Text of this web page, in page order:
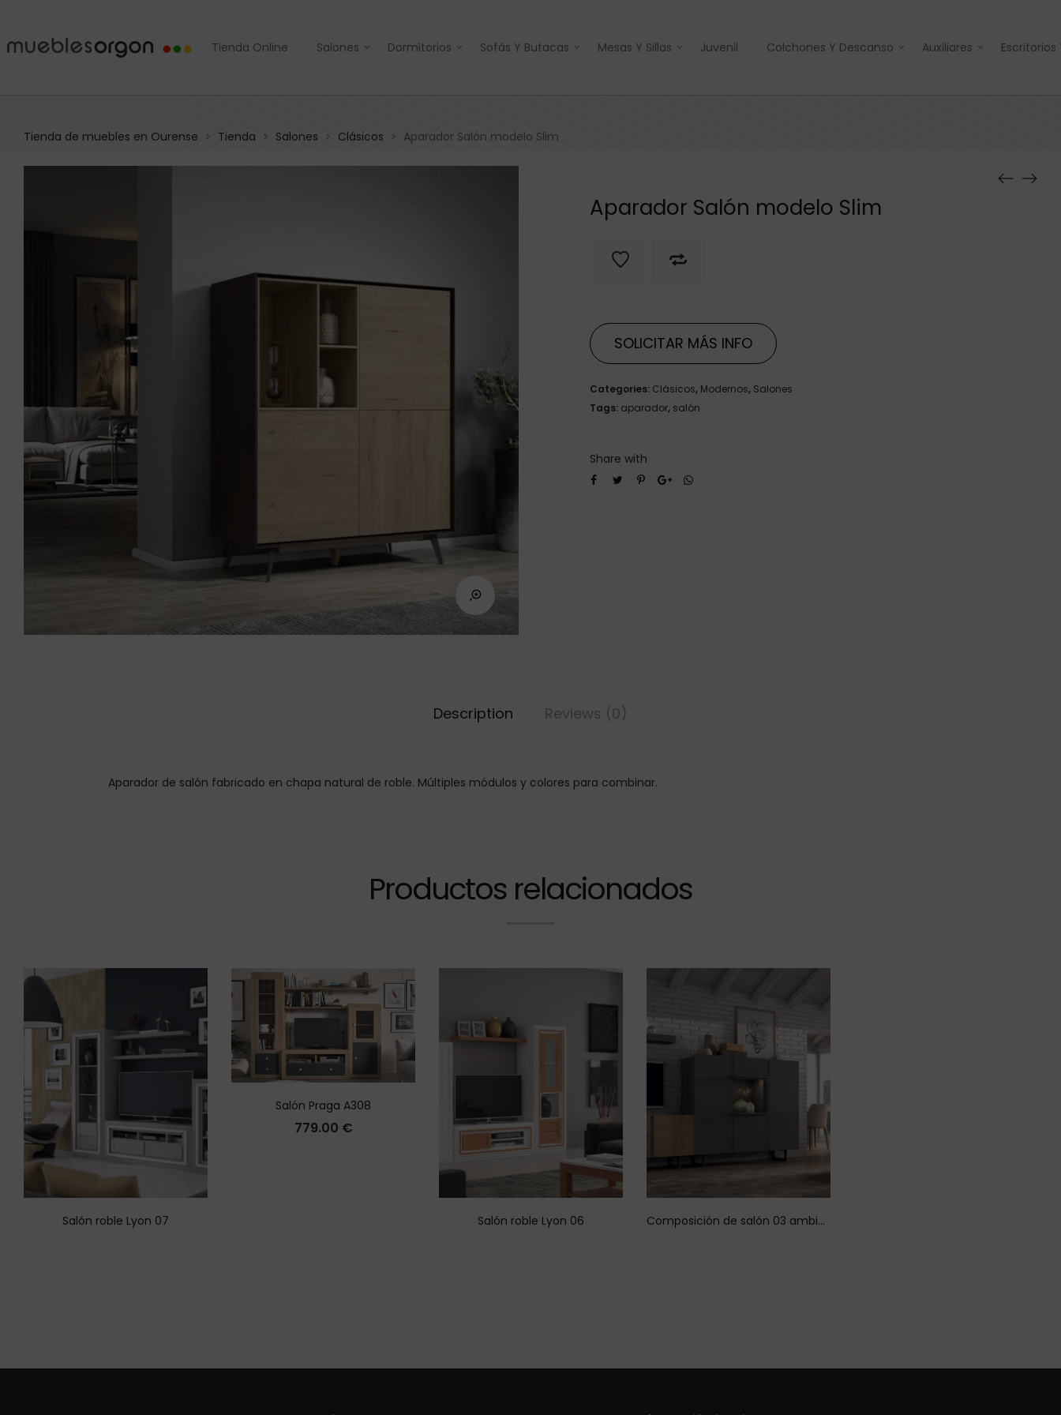
Tienda Online Salones Dormitorios Sofás Y Butacas Mesas Y Sillas Juvenil Colchones Y Descanso Auxiliares
Tienda de muebles en Ourense > Tienda > Salones > Clásicos > Aparador Salón modelo Slim
Aparador Salón modelo Slim
SOLICITAR MÁS INFO
Categories: Clásicos, Modernos, Salones
Tags: aparador, salón
Share with
Description Reviews (0)
Aparador de salón fabricado en chapa natural de roble. Múltiples módulos y colores para combinar.
Productos relacionados
Salón roble Lyon 07
Salón Praga A308
779.00 €
Salón roble Lyon 06 Composición de salón 03 ambiente